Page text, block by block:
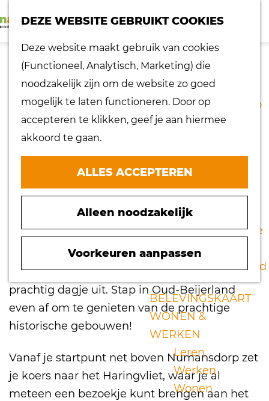
DEZE WEBSITE GEBRUIKT COOKIES
Deze website maakt gebruik van cookies
(Functioneel, Analytisch, Marketing) die
noodzakelijk zijn om de website zo goed
mogelijk te laten functioneren. Door op
accepteren te klikken, geef je aan hiermee
akkoord te gaan.
ALLES ACCEPTEREN
Alleen noodzakelijk
Voorkeuren aanpassen
K
a
r
t
Z
e
k
e
n
M
e
n
u
dorpen
Musea
Nationaal
landschap
Ontdek de regio
Recepten
eiland
Waterrijk eiland
Windmolens
Zakelijk bezoek
Zuiderwaterlinie
10 x typisch
Hoeksche Waard
BELEVINGSKAART
WONEN &
WERKEN
Leren
Werken
Wonen
DE HOEKSCHE WAARD
EN HET HARINGVLIET
(56,5 km)
Download GPX
De Hoekse Waard is al mooi met al die dijken
en polders, maar als je ook nog het
Haringvliet meepikt heb je al helemaal een
prachtig dagje uit. Stap in Oud-Beijerland
even af om te genieten van de prachtige
historische gebouwen!
Vanaf je startpunt net boven Numansdorp zet
je koers naar het Haringvliet, waar je al
meteen een bezoekje kunt brengen aan het